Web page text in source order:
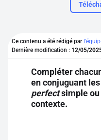
Se connecter
Pour profiter
Ce contenu a été rédigé par
Dernière modification : 12/05/
Compléter
en conjuguant
perfectsimple ou
contexte.